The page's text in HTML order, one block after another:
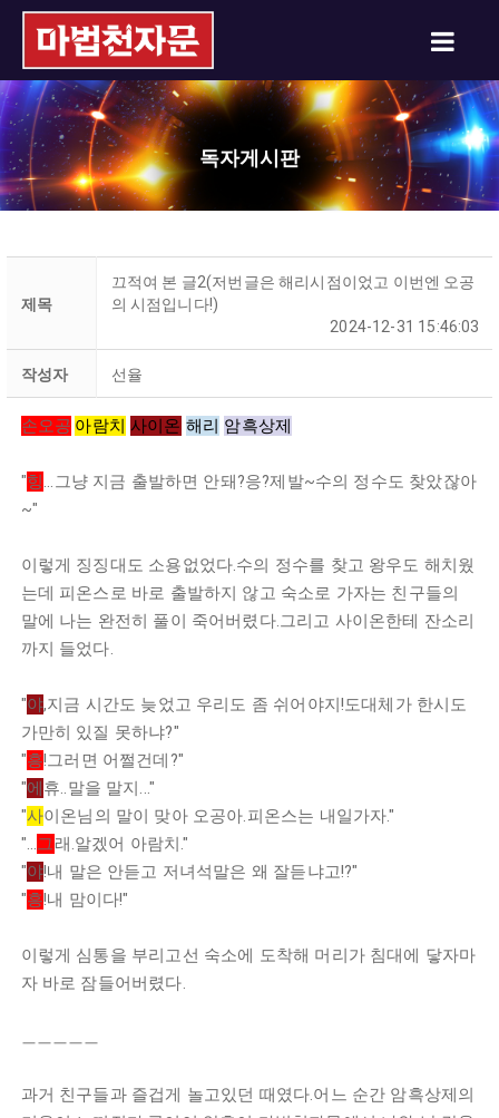
독자게시판
제목
끄적여 본 글2(저번글은 해리시점이었고 이번엔 오공
의 시점입니다!)
2024-12-31 15:46:03
작성자 선율
손오공 아람치 사이온 해리 암흑상제
"힝...그냥 지금 출발하면 안돼?응?제발~수의 정수도 찾았잖아
~"
이렇게 징징대도 소용없었다.수의 정수를 찾고 왕우도 해치웠
는데 피온스로 바로 출발하지 않고 숙소로 가자는 친구들의
말에 나는 완전히 풀이 죽어버렸다.그리고 사이온한테 잔소리
까지 들었다.
"야,지금 시간도 늦었고 우리도 좀 쉬어야지!도대체가 한시도
가만히 있질 못하냐?"
"흥!그러면 어쩔건데?"
"에휴..말을 말지..."
"사이온님의 말이 맞아 오공아.피온스는 내일가자."
"...그래.알겠어 아람치."
"야!내 말은 안듣고 저녀석말은 왜 잘듣냐고!?"
"흥!내 맘이다!"
이렇게 심통을 부리고선 숙소에 도착해 머리가 침대에 닿자마
자 바로 잠들어버렸다.
ㅡㅡㅡㅡㅡ
과거 친구들과 즐겁게 놀고있던 때였다.어느 순간 암흑상제의